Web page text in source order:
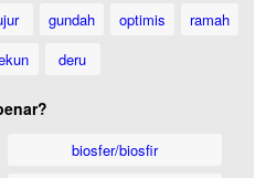
gundah optimis
ramah
deru
biosfer/biosfir